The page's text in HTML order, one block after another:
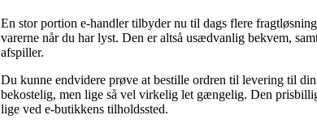
En stor portion e-handler tilbyder nu til dags flere
varerne når du har lyst. Den er altså usædvanlig bekvem,
afspiller.
Du kunne endvidere prøve at bestille ordren til levering til
bekostelig, men lige så vel virkelig let gængelig. Den
lige ved e-butikkens tilholdssted.